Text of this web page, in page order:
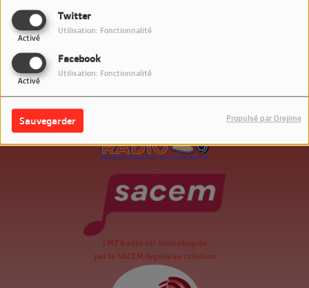
Twitter
Activé
Utilisation: Fonctionnalité
Facebook
Activé
Utilisation: Fonctionnalité
Sauvegarder Propulsé par Orejime
LM7 Radio est Homologuée
par la SACEM depuis sa création